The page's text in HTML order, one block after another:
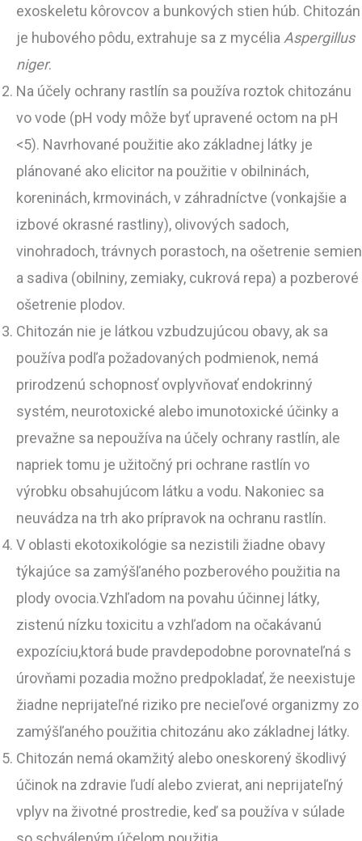
exoskeletu kôrovcov a bunkových stien húb. Chitozán
je hubového pôdu, extrahuje sa z mycéliaAspergillus
niger.
Na účely ochrany rastlín sa používa roztok chitozánu
vo vode (pH vody môže byť upravené octom na pH
<5). Navrhované použitie ako základnej látky je
plánované ako elicitor na použitie v obilninách,
koreninách, krmovinách, v záhradníctve (vonkajšie a
izbové okrasné rastliny), olivových sadoch,
vinohradoch, trávnych porastoch, na ošetrenie semien
a sadiva (obilniny, zemiaky, cukrová repa) a pozberové
ošetrenie plodov.
Chitozán nie je látkou vzbudzujúcou obavy, ak sa
používa podľa požadovaných podmienok, nemá
prirodzenú schopnosť ovplyvňovať endokrinný
systém, neurotoxické alebo imunotoxické účinky a
prevažne sa nepoužíva na účely ochrany rastlín, ale
napriek tomu je užitočný pri ochrane rastlín vo
výrobku obsahujúcom látku a vodu. Nakoniec sa
neuvádza na trh ako prípravok na ochranu rastlín.
V oblasti ekotoxikológie sa nezistili žiadne obavy
týkajúce sa zamýšľaného pozberového použitia na
plody ovocia.Vzhľadom na povahu účinnej látky,
zistenú nízku toxicitu a vzhľadom na očakávanú
expozíciu,ktorá bude pravdepodobne porovnateľná s
úrovňami pozadia možno predpokladať, že neexistuje
žiadne neprijateľné riziko pre necieľové organizmy zo
zamýšľaného použitia chitozánu ako základnej látky.
Chitozán nemá okamžitý alebo oneskorený škodlivý
účinok na zdravie ľudí alebo zvierat, ani neprijateľný
vplyv na životné prostredie, keď sa používa v súlade